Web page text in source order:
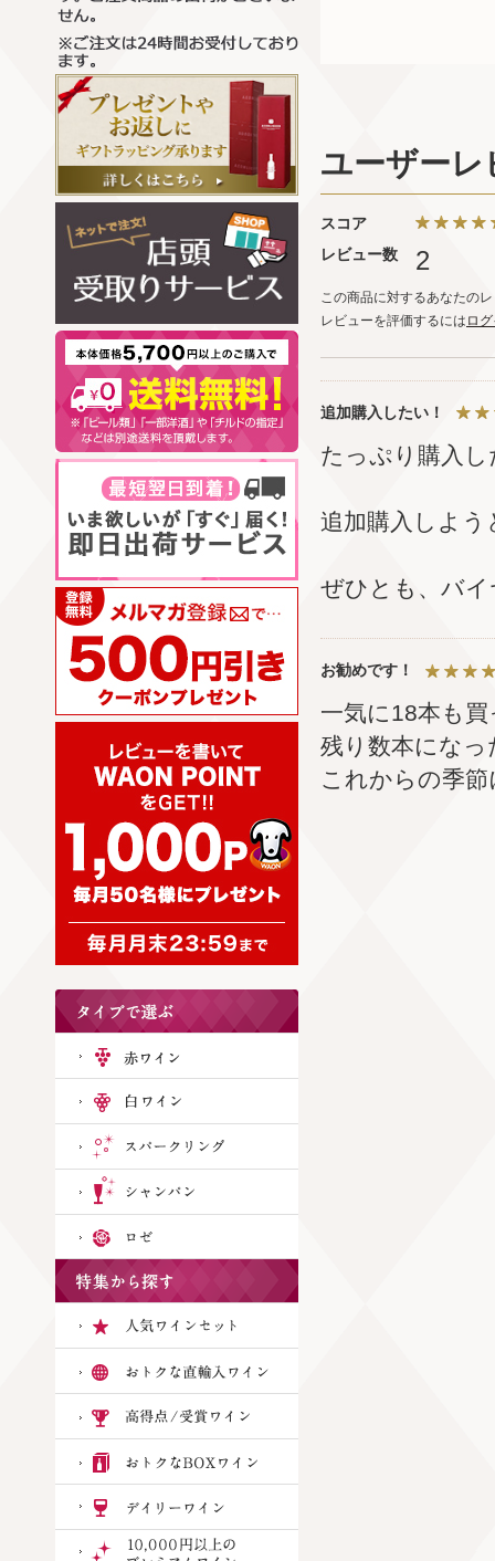
ユーザーレ
スコア
レビュー数
2
この商品に対するあなたの
レビューを評価するには ロ
追加購入したい！
たっぷり購入
追加購入しよう
ぜひとも、バ
お勧めです！
一気に18本も
残り数本にな
これからの季